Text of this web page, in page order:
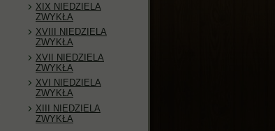
XIX NIEDZIELA
ZWYKŁA
XVIII NIEDZIELA
ZWYKŁA
XVII NIEDZIELA
ZWYKŁA
XVI NIEDZIELA
ZWYKŁA
XIII NIEDZIELA
ZWYKŁA